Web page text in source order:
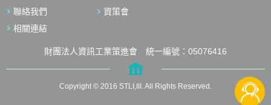
聯絡我們
資策會
相關連結
財團法人資訊工業策進會 統一編號：05076416
Copyright © 2016 STLI,III. All Rights Reserved.